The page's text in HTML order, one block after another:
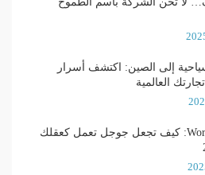
إلى الصين: اكتشف أسرار
العالمية
Workspace Studio: كيف تجعل جوجل تعمل كعقلك